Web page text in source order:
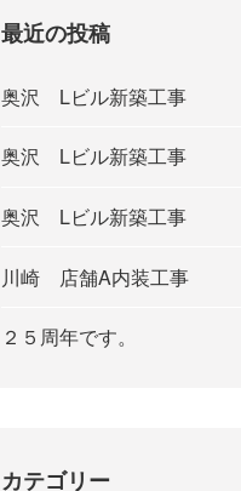
最近の投稿
奥沢 Lビル新築工事
奥沢 Lビル新築工事
奥沢 Lビル新築工事
川崎 店舗A内装工事
２５周年です。
カテゴリー